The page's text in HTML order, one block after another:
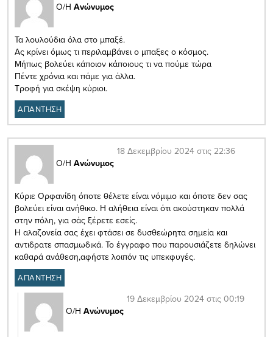
Ο/Η Ανώνυμος
Τα λουλούδια όλα στο μπαξέ.
Ας κρίνει όμως τι περιλαμβάνει ο μπαξες ο κόσμος.
Μήπως βολεύει κάποιον κάποιους τι να πούμε τώρα
Πέντε χρόνια και πάμε για άλλα.
Τροφή για σκέψη κύριοι.
ΑΠΑΝΤΗΣΗ
Ο/Η Ανώνυμος
18 Δεκεμβρίου 2024 στις 22:36
Κύριε Ορφανίδη όποτε θέλετε είναι νόμιμο και όποτε δεν σας
βολεύει είναι ανήθικο. Η αλήθεια είναι ότι ακούστηκαν πολλά
στην πόλη, για σάς ξέρετε εσείς.
Η αλαζονεία σας έχει φτάσει σε δυσθεώρητα σημεία και
αντιδρατε σπασμωδικά. Το έγγραφο που παρουσιάζετε δηλώνει
καθαρά ανάθεση,αφήστε λοιπόν τις υπεκφυγές.
ΑΠΑΝΤΗΣΗ
Ο/Η Ανώνυμος
19 Δεκεμβρίου 2024 στις 00:19